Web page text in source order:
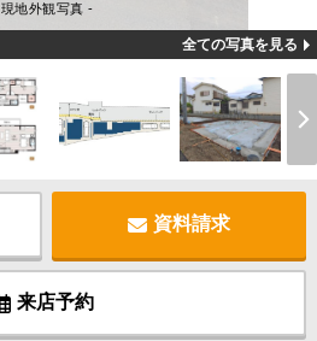
現地外観写真 -
全ての写真を見る
資料請求
来店予約